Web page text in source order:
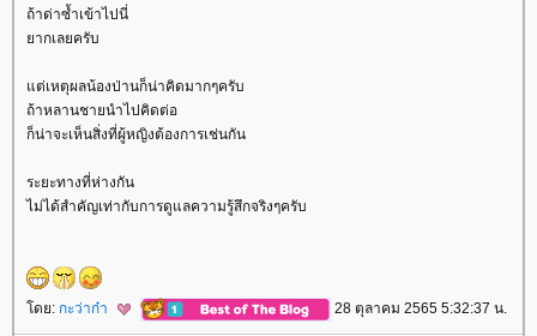
ถ้าด่าซ้ำเข้าไปนี่
ากเลยครับ
ต่เหตุผลน้องป่านก็น่าคิดมากๆครับ
ถ้าหลานชายนำไปคิดต่อ
ก็น่าจะเห็นสิ่งที่ผู้หญิงต้องการเช่นกัน
ระยะทางที่ห่างกัน
ไม่ได้สำคัญเท่ากับการดูแลความรู้สึกจริงๆครับ
ดย: กะว่าก๋า 28 ตุลาคม 2565 5:32:37 น.